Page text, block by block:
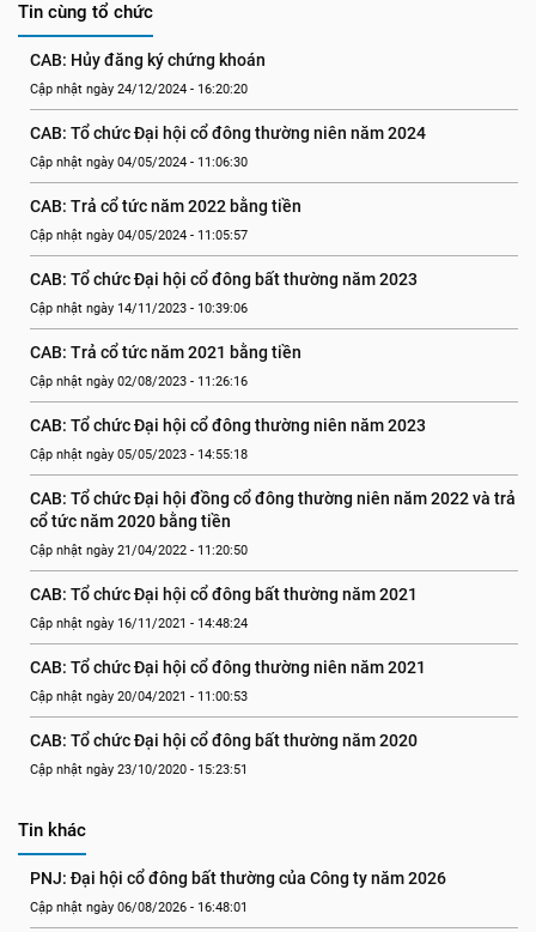
Tin cùng tổ chức
CAB: Hủy đăng ký chứng khoán
Cập nhật ngày 24/12/2024 - 16:20:20
CAB: Tổ chức Đại hội cổ đông thường niên năm 2024
Cập nhật ngày 04/05/2024 - 11:06:30
CAB: Trả cổ tức năm 2022 bằng tiền
Cập nhật ngày 04/05/2024 - 11:05:57
CAB: Tổ chức Đại hội cổ đông bất thường năm 2023
Cập nhật ngày 14/11/2023 - 10:39:06
CAB: Trả cổ tức năm 2021 bằng tiền
Cập nhật ngày 02/08/2023 - 11:26:16
CAB: Tổ chức Đại hội cổ đông thường niên năm 2023
Cập nhật ngày 05/05/2023 - 14:55:18
CAB: Tổ chức Đại hội đồng cổ đông thường niên năm 2022 và trả
cổ tức năm 2020 bằng tiền
Cập nhật ngày 21/04/2022 - 11:20:50
CAB: Tổ chức Đại hội cổ đông bất thường năm 2021
Cập nhật ngày 16/11/2021 - 14:48:24
CAB: Tổ chức Đại hội cổ đông thường niên năm 2021
Cập nhật ngày 20/04/2021 - 11:00:53
CAB: Tổ chức Đại hội cổ đông bất thường năm 2020
Cập nhật ngày 23/10/2020 - 15:23:51
Tin khác
PNJ: Đại hội cổ đông bất thường của Công ty năm 2026
Cập nhật ngày 06/08/2026 - 16:48:01